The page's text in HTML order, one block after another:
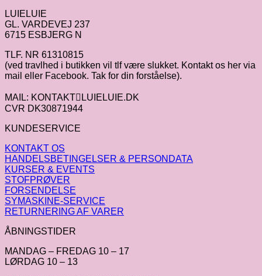
LUIELUIE
GL. VARDEVEJ 237
6715 ESBJERG N
TLF. NR 61310815
(ved travlhed i butikken vil tlf være slukket. Kontakt os her via
mail eller Facebook. Tak for din forståelse).
MAIL: KONTAKTLUIELUIE.DK
CVR DK30871944
KUNDESERVICE
KONTAKT OS
HANDELSBETINGELSER & PERSONDATA
KURSER & EVENTS
STOFPRØVER
FORSENDELSE
SYMASKINE-SERVICE
RETURNERING AF VARER
ÅBNINGSTIDER
MANDAG – FREDAG 10 – 17
LØRDAG 10 – 13